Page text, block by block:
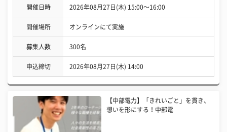
開催日時 2026年08月27日(木) 15:00〜16:00
開催場所 オンラインにて実施
募集人数 300名
申込締切 2026年08月27日(木) 14:00
【中部電力】「きれいごと」を貫き、
想いを形にする！中部電